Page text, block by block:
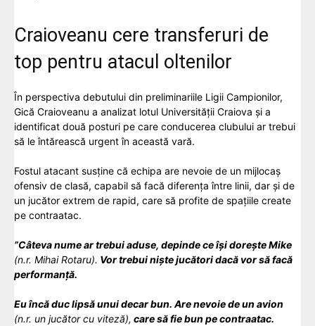
Craioveanu cere transferuri de
top pentru atacul oltenilor
În perspectiva debutului din preliminariile Ligii Campionilor,
Gică Craioveanu a analizat lotul Universității Craiova și a
identificat două posturi pe care conducerea clubului ar trebui
să le întărească urgent în această vară.
Fostul atacant susține că echipa are nevoie de un mijlocaș
ofensiv de clasă, capabil să facă diferența între linii, dar și de
un jucător extrem de rapid, care să profite de spațiile create
pe contraatac.
”Câteva nume ar trebui aduse, depinde ce își dorește Mike
(n.r. Mihai Rotaru). Vor trebui niște jucători dacă vor să facă
performanță.
Eu încă duc lipsă unui decar bun. Are nevoie de un avion
(n.r. un jucător cu viteză), care să fie bun pe contraatac.